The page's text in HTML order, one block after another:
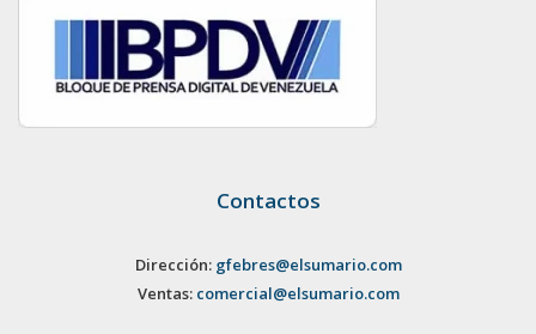
Contactos
Dirección: gfebres@elsumario.com
Ventas: comercial@elsumario.com